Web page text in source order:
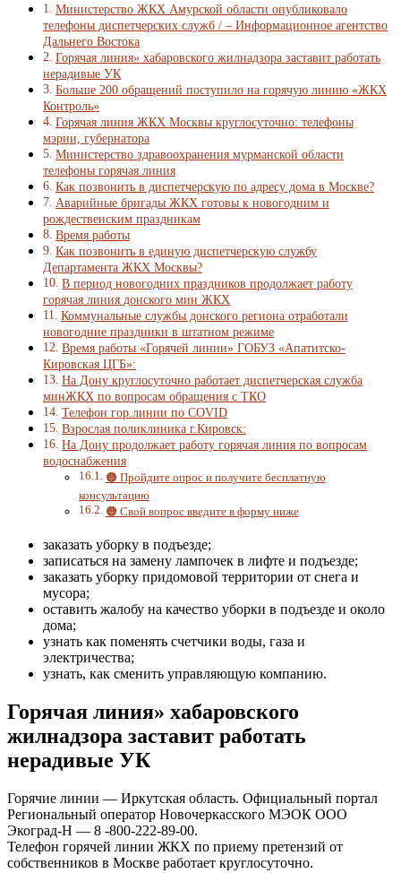
Министерство ЖКХ Амурской области опубликовало
телефоны диспетчерских служб / – Информационное агентство
Дальнего Востока
Горячая линия» хабаровского жилнадзора заставит работать
нерадивые УК
Больше 200 обращений поступило на горячую линию «ЖКХ
Контроль»
Горячая линия ЖКХ Москвы круглосуточно: телефоны
мэрии, губернатора
Министерство здравоохранения мурманской области
телефоны горячая линия
Как позвонить в диспетчерскую по адресу дома в Моcкве?
Аварийные бригады ЖКХ готовы к новогодним и
рождественским праздникам
Время работы
Как позвонить в единую диспетчерскую службу
Департамента ЖКХ Москвы?
В период новогодних праздников продолжает работу
горячая линия донского мин ЖКХ
Коммунальные службы донского региона отработали
новогодние праздники в штатном режиме
Время работы «Горячей линии» ГОБУЗ «Апатитско-
Кировская ЦГБ»:
На Дону круглосуточно работает диспетчерская служба
минЖКХ по вопросам обращения с ТКО
Телефон гор.линии по COVID
Взрослая поликлиника г.Кировск:
На Дону продолжает работу горячая линия по вопросам
водоснабжения
🟠 Пройдите опрос и получите бесплатную
консультацию
🟠 Свой вопрос введите в форму ниже
заказать уборку в подъезде;
записаться на замену лампочек в лифте и подъезде;
заказать уборку придомовой территории от снега и
мусора;
оставить жалобу на качество уборки в подъезде и около
дома;
узнать как поменять счетчики воды, газа и
электричества;
узнать, как сменить управляющую компанию.
Горячая линия» хабаровского
жилнадзора заставит работать
нерадивые УК
Горячие линии — Иркутская область. Официальный портал
Региональный оператор Новочеркасского МЭОК ООО
Экоград-Н — 8 -800-222-89-00.
Телефон горячей линии ЖКХ по приему претензий от
собственников в Москве работает круглосуточно.